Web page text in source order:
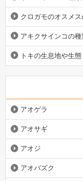
クロガモのオスメ
アキクサインコの
トキの生息地や生
アオゲラ
アオサギ
アオジ
アオバズク